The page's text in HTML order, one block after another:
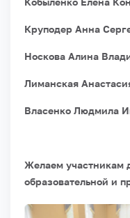
Круподер Анна
Носкова Алина
Лиманская
Власенко Людмила
Желаем участникам
образовательной и